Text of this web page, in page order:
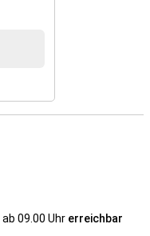
ab 09.00 Uhr erreichbar